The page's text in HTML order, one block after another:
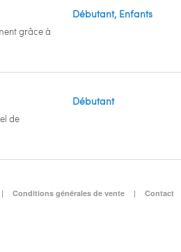
grâce à
Débutant, Enfants
de
Débutant
| Conditions générales de vente | Contact